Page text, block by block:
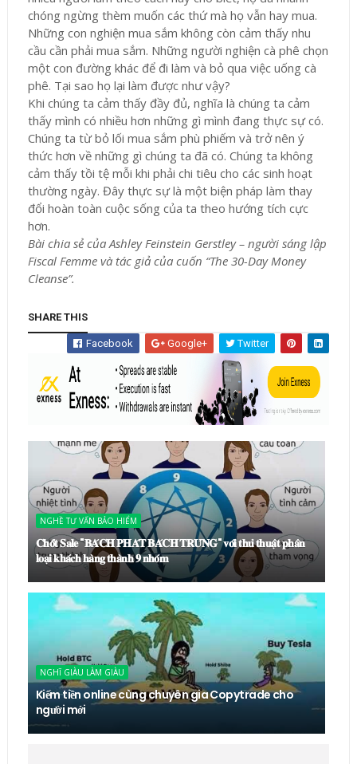
chóng ngừng thèm muốn các thứ mà họ vẫn hay mua.
Những con nghiện mua sắm không còn cảm thấy nhu
cầu cần phải mua sắm. Những người nghiện cà phê chọn
một con đường khác để đi làm và bỏ qua việc uống cà
phê. Tại sao họ lại làm được như vậy?
Khi chúng ta cảm thấy đầy đủ, nghĩa là chúng ta cảm
thấy mình có nhiều hơn những gì mình đang thực sự có.
Chúng ta từ bỏ lối mua sắm phù phiếm và trở nên ý
thức hơn về những gì chúng ta đã có. Chúng ta không
cảm thấy tồi tệ mỗi khi phải chi tiêu cho các sinh hoạt
thường ngày. Đây thực sự là một biện pháp làm thay
đổi hoàn toàn cuộc sống của ta theo hướng tích cực
hơn.
Bài chia sẻ của Ashley Feinstein Gerstley – người sáng lập
Fiscal Femme và tác giả của cuốn “The 30-Day Money
Cleanse”.
SHARE THIS
Facebook Google+ Twitter
NGHỀ TƯ VẤN BẢO HIỂM
𝐂𝐡𝐨̂́𝐭 𝐒𝐚𝐥𝐞 "𝐁𝐀́𝐂𝐇 𝐏𝐇𝐀́𝐓 𝐁𝐀́𝐂𝐇 𝐓𝐑𝐔́𝐍𝐆" 𝐯𝐨̛́𝐢 𝐭𝐡𝐮̉ 𝐭𝐡𝐮𝐚̣̂𝐭 𝐩𝐡𝐚̂𝐧
𝐥𝐨𝐚̣𝐢 𝐤𝐡𝐚́𝐜𝐡 𝐡𝐚̀𝐧𝐠 𝐭𝐡𝐚̀𝐧𝐡 𝟗 𝐧𝐡𝐨́𝐦
NGHĨ GIÀU LÀM GIÀU
Kiếm tiền online cùng chuyên gia Copytrade cho
người mới